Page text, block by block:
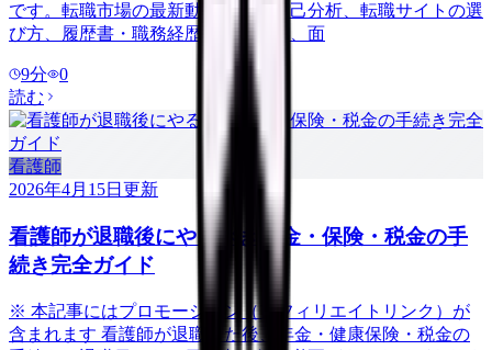
です。転職市場の最新動向から、自己分析、転職サイトの選
び方、履歴書・職務経歴書の書き方、面
9分
0
読む
看護師
2026年4月15日 更新
看護師が退職後にやるべき年金・保険・税金の手
続き完全ガイド
※ 本記事にはプロモーション（アフィリエイトリンク）が
含まれます 看護師が退職した後、年金・健康保険・税金の